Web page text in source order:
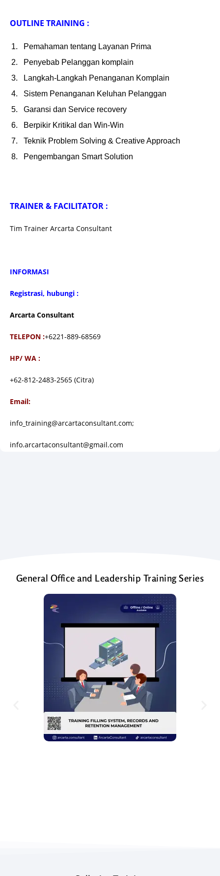
OUTLINE TRAINING :
Pemahaman tentang Layanan Prima
Penyebab Pelanggan komplain
Langkah-Langkah Penanganan Komplain
Sistem Penanganan Keluhan Pelanggan
Garansi dan Service recovery
Berpikir Kritikal dan Win-Win
Teknik Problem Solving & Creative Approach
Pengembangan Smart Solution
TRAINER & FACILITATOR :
Tim Trainer Arcarta Consultant
INFORMASI
Registrasi, hubungi :
Arcarta Consultant
TELEPON :+6221-889-68569
HP/ WA :
+62-812-2483-2565 (Citra)
Email:
info_training@arcartaconsultant.com;
info.arcartaconsultant@gmail.com
General Office and Leadership Training Series